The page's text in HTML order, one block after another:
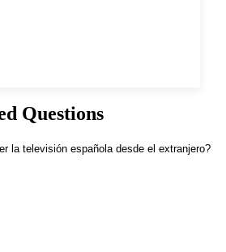
Questions
la televisión española desde el extranjero?